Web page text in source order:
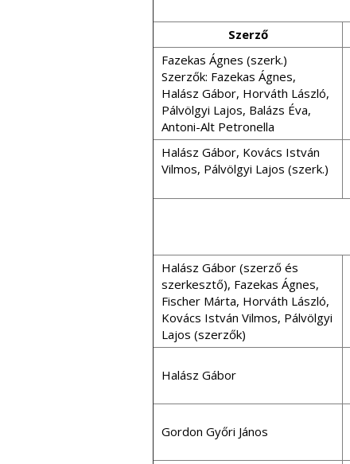
Szerző
Fazekas Ágnes (szerk.)
Szerzők: Fazekas Ágnes,
Halász Gábor, Horváth László,
Pálvölgyi Lajos, Balázs Éva,
Antoni-Alt Petronella
Halász Gábor, Kovács István
Vilmos, Pálvölgyi Lajos (szerk.)
Halász Gábor (szerző és
szerkesztő), Fazekas Ágnes,
Fischer Márta, Horváth László,
Kovács István Vilmos, Pálvölgyi
Lajos (szerzők)
Halász Gábor
Gordon Győri János